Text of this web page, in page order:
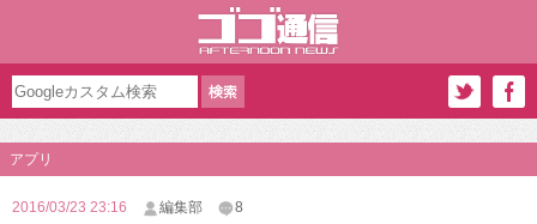
アプリ
2016/03/23 23:16 編集部 8